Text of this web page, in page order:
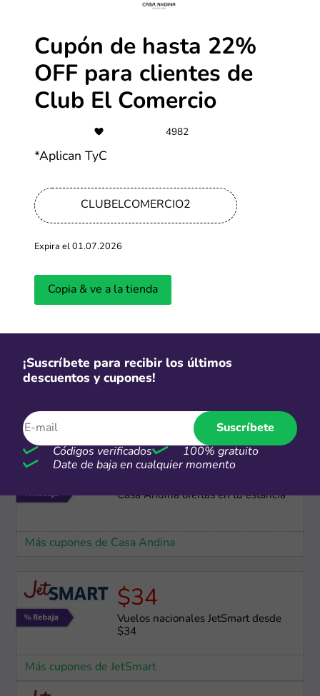
-90%
Más cupones de Temu
-35%
Más cupones de Casa Andina
-10%
Millas
Inscríbete al programa AAdvantage
Más cupones de JetSmart
-35%
Casa Andina ofertas en tu estancia
Más cupones de Casa Andina
$34
Vuelos nacionales JetSmart desde
$34
Más cupones de JetSmart
Cupón de hasta 22%
OFF para clientes de
Club El Comercio
4982
*Aplican TyC
CLUBELCOMERCIO2
Expira el 01.07.2026
Copia & ve a la tienda
¡Suscríbete para recibir los últimos
descuentos y cupones!
Suscríbete
Códigos verificados
100% gratuito
Date de baja en cualquier momento